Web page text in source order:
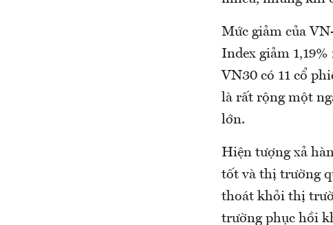
Mức giảm của
Index giảm
VN30 có 11 cổ
là rất rộng một
lớn.
Hiện tượng xả
tốt và thị trường
thoát khỏi thị
trường phục hồi